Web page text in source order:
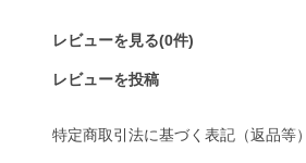
レビューを見る(0件)
レビューを投稿
特定商取引法に基づく表記（返品等）